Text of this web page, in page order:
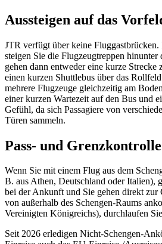
Aussteigen auf das
JTR verfügt über keine Fluggastbrücken.
steigen Sie die Flugzeugtreppen
gehen dann entweder eine kurze Strecke
einen kurzen Shuttlebus über das
mehrere Flugzeuge gleichzeitig am
einer kurzen Wartezeit auf den Bus und
Gefühl, da sich Passagiere von
Türen sammeln.
Pass- und Grenzkontrolle
Wenn Sie mit einem Flug aus dem
B. aus Athen, Deutschland oder Italien),
bei der Ankunft und Sie gehen direkt zur
von außerhalb des Schengen-Raums
Vereinigten Königreichs), durchlaufen
Seit 2026 erledigen Nicht-Schengen-